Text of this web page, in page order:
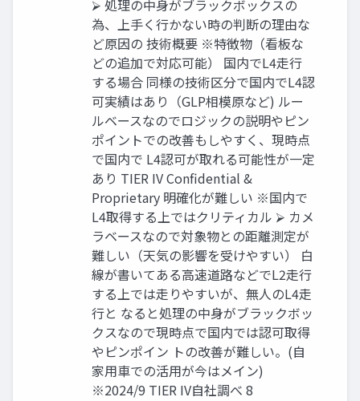
⮚ 処理の中身がブラックボックスの
為、上手く行かない時の判断の理由な
ど原因の 技術概要 ※特徴物（看板な
どの追加で対応可能） 国内でL4走行
する場合 同様の技術区分で国内でL4認
可実績はあり（GLP相模原など) ルー
ルベースなのでロジックの説明やピン
ポイントでの改善もしやすく、現時点
で国内で L4認可が取れる可能性が一定
あり TIER IV Confidential &
Proprietary 明確化が難しい ※国内で
L4取得する上ではクリティカル ⮚ カメ
ラベースなので対象物との距離測定が
難しい（天気の影響を受けやすい） 白
線が書いてある高速道路などでL2走行
する上では走りやすいが、無人のL4走
行と なると処理の中身がブラックボッ
クスなので現時点で国内では認可取得
やピンポイン トの改善が難しい。(自
家用車での活用が今はメイン)
※2024/9 TIER IV自社調べ 8